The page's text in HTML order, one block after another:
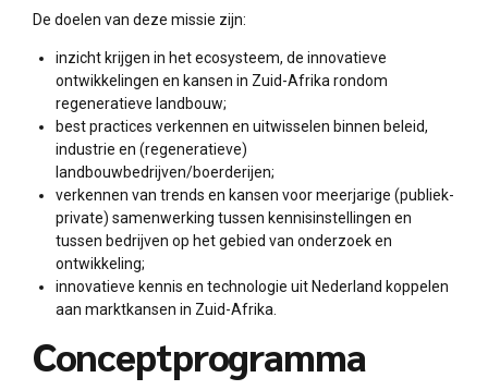
De doelen van deze missie zijn:
inzicht krijgen in het ecosysteem, de innovatieve
ontwikkelingen en kansen in Zuid-Afrika rondom
regeneratieve landbouw;
best practices verkennen en uitwisselen binnen beleid,
industrie en (regeneratieve)
landbouwbedrijven/boerderijen;
verkennen van trends en kansen voor meerjarige (publiek-
private) samenwerking tussen kennisinstellingen en
tussen bedrijven op het gebied van onderzoek en
ontwikkeling;
innovatieve kennis en technologie uit Nederland koppelen
aan marktkansen in Zuid-Afrika.
Conceptprogramma